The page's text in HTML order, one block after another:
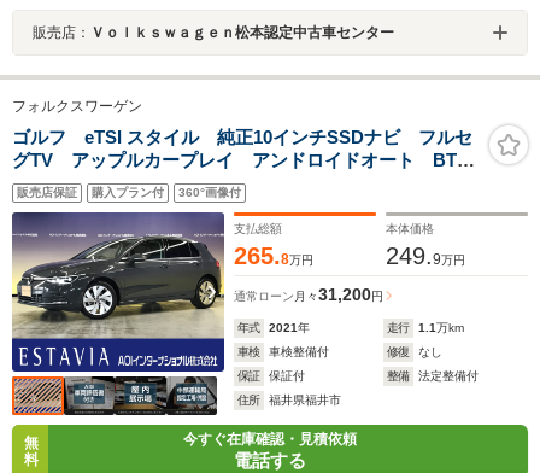
販売店： Ｖｏｌｋｓｗａｇｅｎ松本認定中古車センター
フォルクスワーゲン
ゴルフ eTSI スタイル 純正10インチSSDナビ フルセ
グTV アップルカープレイ アンドロイドオート BTオ
ーディオ USB ヘッドアップディスプレイ シートヒ
ーター ステアリングヒーター バックカメラ 純正17
インチAW ETC
販売店保証 購入プラン付 360°画像付
支払総額
265.8万円
本体価格
249.9万円
通常ローン 月々31,200円
年式 2021年 走行 1.1万km
車検
車検整備付 修復
なし
保証
保証付 整備
法定整備付
住所
福井県福井市
無
料
今すぐ在庫確認・見積依頼
電話する